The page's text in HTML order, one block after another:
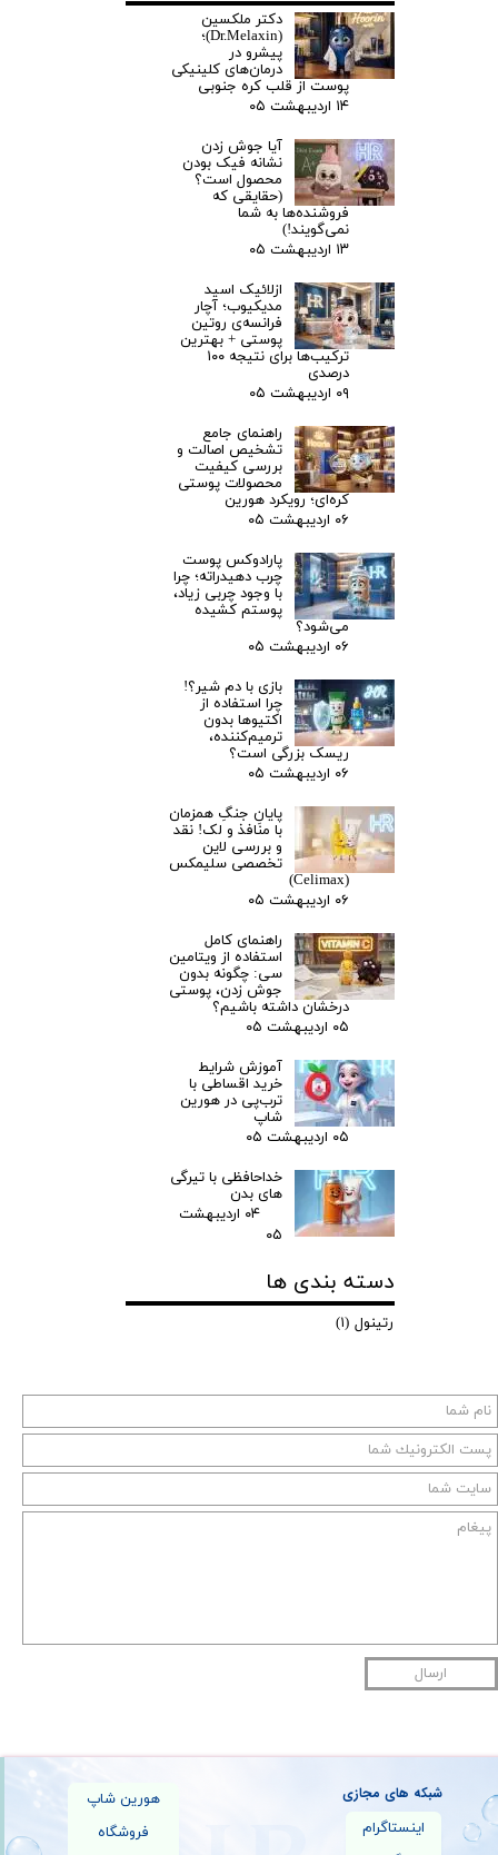
ارسال
دکتر ملکسین
(Dr.Melaxin)؛
پیشرو در
درمان‌های کلینیکی
پوست از قلب کره جنوبی ‌
۱۴ اردیبهشت ۰۵
آیا جوش زدن
نشانه فیک بودن
محصول است؟
(حقایقی که
فروشنده‌ها به شما
نمی‌گویند!) ‌
۱۳ اردیبهشت ۰۵
ازلائیک اسید
مدیکیوب؛ آچار
فرانسه‌ی روتین
پوستی + بهترین
ترکیب‌ها برای نتیجه ۱۰۰
درصدی
۰۹ اردیبهشت ۰۵
راهنمای جامع
تشخیص اصالت و
بررسی کیفیت
محصولات پوستی
کره‌ای؛ رویکرد هورین‌
۰۶ اردیبهشت ۰۵
پارادوکس پوست
چرب دهیدراته؛ چرا
با وجود چربی زیاد،
پوستم کشیده
می‌شود؟ ‌
۰۶ اردیبهشت ۰۵
بازی با دم شیر؟!
چرا استفاده از
اکتیوها بدون
ترمیم‌کننده،
ریسک بزرگی است؟
۰۶ اردیبهشت ۰۵
پایانِ جنگِ همزمان
با منافذ و لک! نقد
و بررسی لاین
تخصصی سلیمکس
(Celimax) ‌
۰۶ اردیبهشت ۰۵
راهنمای کامل
استفاده از ویتامین
سی: چگونه بدون
جوش زدن، پوستی
درخشان داشته باشیم؟
۰۵ اردیبهشت ۰۵
آموزش شرایط
خرید اقساطی با
ترب‌پی در هورین
شاپ
۰۵ اردیبهشت ۰۵
خداحافظی با تیرگی
های بدن
۰۴ اردیبهشت
۰۵
دسته بندی ها
رتینول (۱)
هورین شاپ
فروشگاه
اینستاگرام
شبکه های مجازی